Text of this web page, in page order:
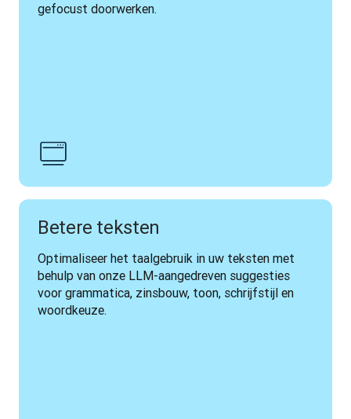
gefocust doorwerken.
Betere teksten
Optimaliseer het taalgebruik in uw teksten met
behulp van onze LLM-aangedreven suggesties
voor grammatica, zinsbouw, toon, schrijfstijl en
woordkeuze.